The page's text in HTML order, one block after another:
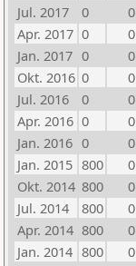
Jul. 2017
0 0
Apr. 2017 0 0
Jan. 2017 0 0
Okt. 2016 0 0
Jul. 2016
0 0
Apr. 2016 0 0
Jan. 2016 0 0
Jan. 2015 800 0
Okt. 2014 800 0
Jul. 2014
800 0
Apr. 2014 800 0
Jan. 2014 800 0